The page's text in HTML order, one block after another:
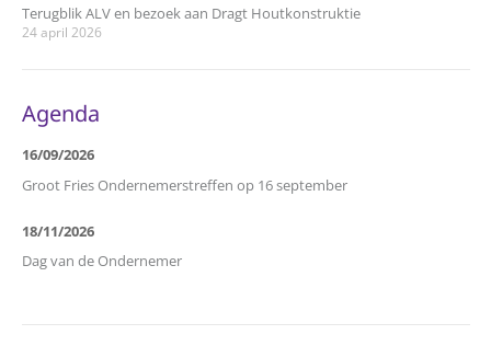
Terugblik ALV en bezoek aan Dragt Houtkonstruktie
24 april 2026
Agenda
16/09/2026
Groot Fries Ondernemerstreffen op 16 september
18/11/2026
Dag van de Ondernemer